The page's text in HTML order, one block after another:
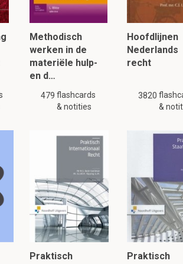
anderesamenvattingen.
klik hier:
Methodisch
werken in de
materiële hulp-
en d…
479 flashcards
& notities
Hoofdlijnen
Nederlands
recht
3820
&
Praktisch
Praktisch